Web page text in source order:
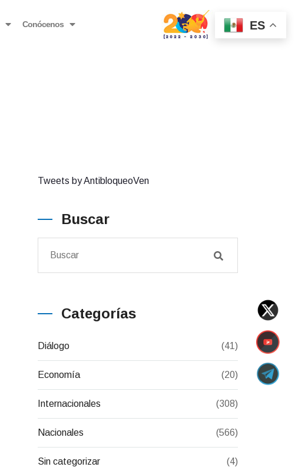
Conócenos
Tweets by AntibloqueoVen
Buscar
Categorías
Diálogo (41)
Economía (20)
Internacionales (308)
Nacionales (566)
Sin categorizar (4)
ES